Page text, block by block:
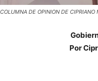
COLUMNA DE OPINION DE
Por